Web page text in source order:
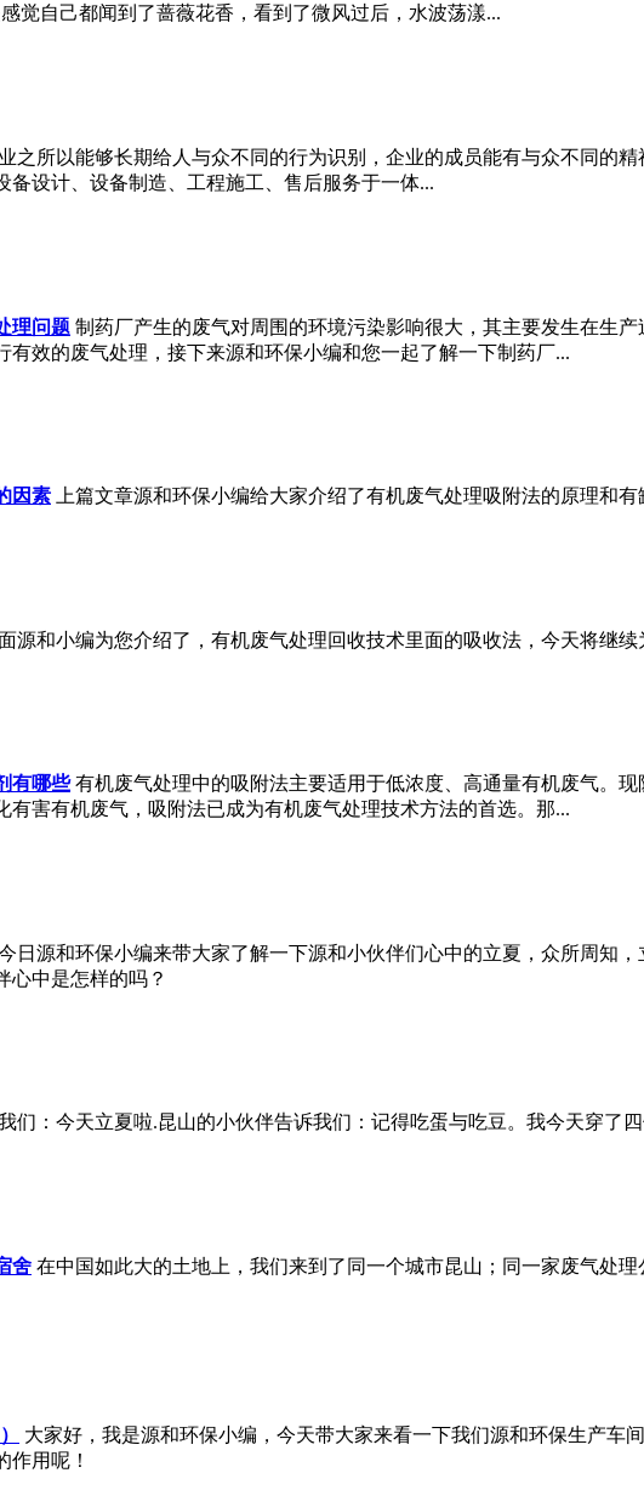
觉自己都闻到了蔷薇花香，看到了微风过后，水波荡漾...
之所以能够长期给人与众不同的行为识别，企业的成员能有与众不同的
备设计、设备制造、工程施工、售后服务于一体...
理问题 制药厂产生的废气对周围的环境污染影响很大，其主要发生在生
有效的废气处理，接下来源和环保小编和您一起了解一下制药厂...
因素 上篇文章源和环保小编给大家介绍了有机废气处理吸附法的原理和
源和小编为您介绍了，有机废气处理回收技术里面的吸收法，今天将继
有哪些 有机废气处理中的吸附法主要适用于低浓度、高通量有机废气。
有害有机废气，吸附法已成为有机废气处理技术方法的首选。那...
日源和环保小编来带大家了解一下源和小伙伴们心中的立夏，众所周知
心中是怎样的吗？
们：今天立夏啦.昆山的小伙伴告诉我们：记得吃蛋与吃豆。我今天穿了
舍 在中国如此大的土地上，我们来到了同一个城市昆山；同一家废气处
大家好，我是源和环保小编，今天带大家来看一下我们源和环保生产
作用呢！